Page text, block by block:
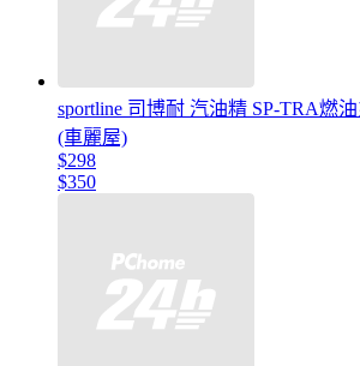
sportline 司博耐 汽油精 SP-TRA燃
(車麗屋)
$298
$350